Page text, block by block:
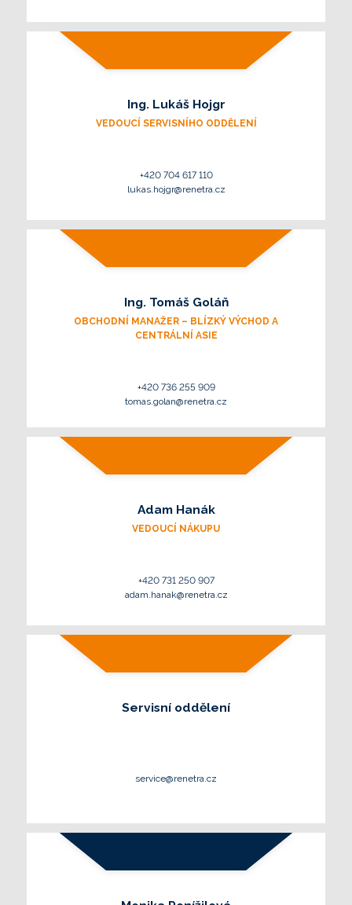
Ing. Lukáš Hojgr
VEDOUCÍ SERVISNÍHO ODDĚLENÍ
+420 704 617 110
lukas.hojgr@renetra.cz
Ing. Tomáš Goláň
OBCHODNÍ MANAŽER – BLÍZKÝ VÝCHOD A
CENTRÁLNÍ ASIE
+420 736 255 909
tomas.golan@renetra.cz
Adam Hanák
VEDOUCÍ NÁKUPU
+420 731 250 907
adam.hanak@renetra.cz
Servisní oddělení
service@renetra.cz